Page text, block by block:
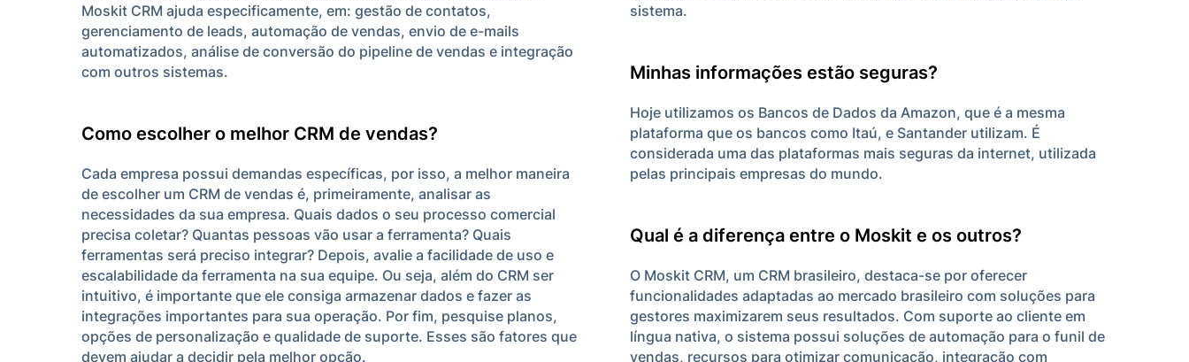
Moskit CRM ajuda especificamente, em: gestão de contatos,
gerenciamento de leads, automação de vendas, envio de e-mails
automatizados, análise de conversão do pipeline de vendas e integração
com outros sistemas.
Como escolher o melhor CRM de vendas?
Cada empresa possui demandas específicas, por isso, a melhor maneira
de escolher um CRM de vendas é, primeiramente, analisar as
necessidades da sua empresa. Quais dados o seu processo comercial
precisa coletar? Quantas pessoas vão usar a ferramenta? Quais
ferramentas será preciso integrar? Depois, avalie a facilidade de uso e
escalabilidade da ferramenta na sua equipe. Ou seja, além do CRM ser
intuitivo, é importante que ele consiga armazenar dados e fazer as
integrações importantes para sua operação. Por fim, pesquise planos,
opções de personalização e qualidade de suporte. Esses são fatores que
devem ajudar a decidir pela melhor opção.
sistema.
Minhas informações estão seguras?
Hoje utilizamos os Bancos de Dados da Amazon, que é a mesma
plataforma que os bancos como Itaú, e Santander utilizam. É
considerada uma das plataformas mais seguras da internet, utilizada
pelas principais empresas do mundo.
Qual é a diferença entre o Moskit e os outros?
O Moskit CRM, um CRM brasileiro, destaca-se por oferecer
funcionalidades adaptadas ao mercado brasileiro com soluções para
gestores maximizarem seus resultados. Com suporte ao cliente em
língua nativa, o sistema possui soluções de automação para o funil de
vendas, recursos para otimizar comunicação, integração com